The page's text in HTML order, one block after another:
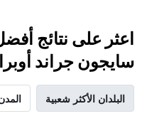
اعثر على نتائج
سايجون جراند
البلدان الأكثر شعبية